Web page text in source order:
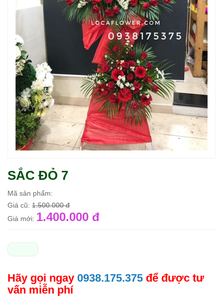
SẮC ĐỎ 7
Mã sản phẩm:
Giá cũ: 1.500.000 đ
Giá mới: 1.400.000 đ
Hãy gọi ngay 0938.175.375 để được tư
vấn miễn phí